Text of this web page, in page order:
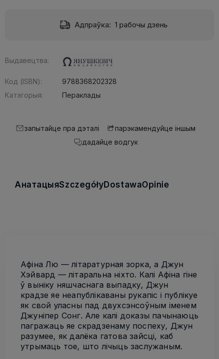
Адпраўка: 1 рабочы дзень
Выдавецтва:
Код (ISBN):
9788368202328
Катэгорыя:
Пераклады
запытайце пра дэталі
парэкамендуйце іншым
дадайце водгук
АнатацыяSzczegółyDostawaOpinie
Афіна Лю — літаратурная зорка, а Джун
Хэйвард — літаральна ніхто. Калі Афіна гіне
ў выніку няшчаснага выпадку, Джун
крадзе яе неапублікаваны рукапіс і публікуе
як свой уласны пад двухсэнсоўным іменем
Джуніпер Сонг. Але калі доказы пачынаюць
пагражаць яе скрадзенаму поспеху, Джун
разумее, як далёка гатова зайсці, каб
утрымаць тое, што лічыць заслужаным.